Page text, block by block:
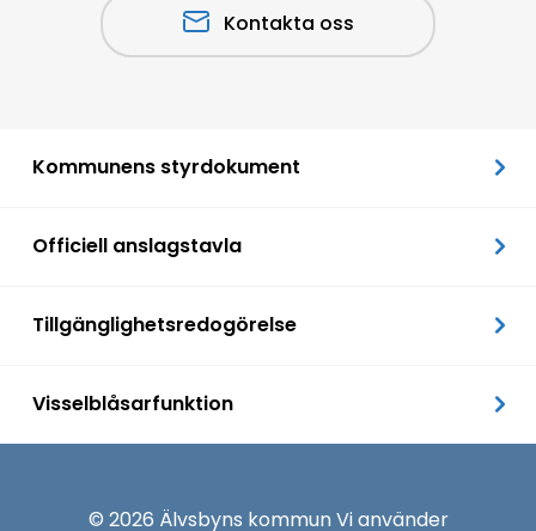
Kontakta oss
Kommunens styrdokument
Officiell anslagstavla
Tillgänglighetsredogörelse
Visselblåsarfunktion
© 2026 Älvsbyns kommun Vi använder